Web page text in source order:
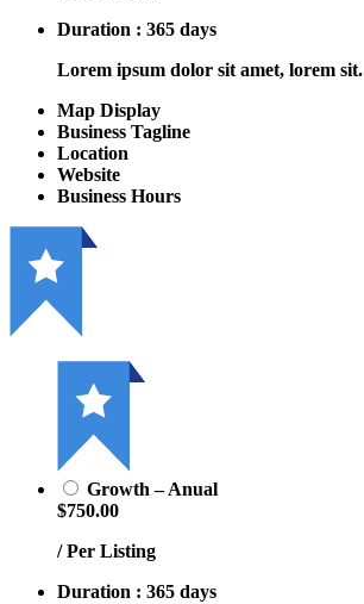
Duration : 365 days
Lorem ipsum dolor sit amet, lorem sit.
Map Display
Business Tagline
Location
Website
Business Hours
Growth – Anual
$750.00
/ Per Listing
Duration : 365 days